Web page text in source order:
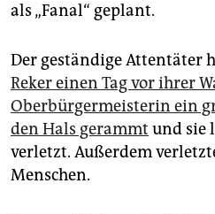
epaper login
als „Fanal“ geplant.
Der geständige Attentäter
Reker einen Tag vor ihrer
Oberbürgermeisterin ein
den Hals gerammt und sie
verletzt. Außerdem
Menschen.